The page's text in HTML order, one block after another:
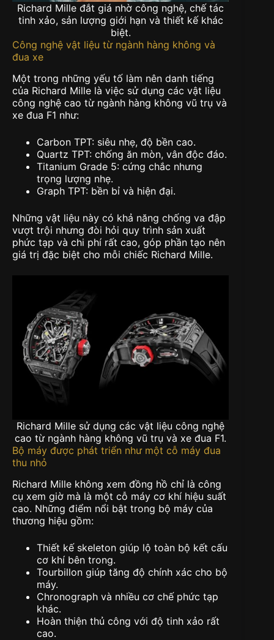
Richard Mille đắt giá nhờ công nghệ, chế tác
tinh xảo, sản lượng giới hạn và thiết kế khác
biệt.
Công nghệ vật liệu từ ngành hàng không và
đua xe
Một trong những yếu tố làm nên danh tiếng
của Richard Mille là việc sử dụng các vật liệu
công nghệ cao từ ngành hàng không vũ trụ và
xe đua F1 như:
Carbon TPT: siêu nhẹ, độ bền cao.
Quartz TPT: chống ăn mòn, vân độc đáo.
Titanium Grade 5: cứng chắc nhưng
trọng lượng nhẹ.
Graph TPT: bền bỉ và hiện đại.
Những vật liệu này có khả năng chống va đập
vượt trội nhưng đòi hỏi quy trình sản xuất
phức tạp và chi phí rất cao, góp phần tạo nên
giá trị đặc biệt cho mỗi chiếc Richard Mille.
Richard Mille sử dụng các vật liệu công nghệ
cao từ ngành hàng không vũ trụ và xe đua F1.
Bộ máy được phát triển như một cỗ máy đua
thu nhỏ
Richard Mille không xem đồng hồ chỉ là công
cụ xem giờ mà là một cỗ máy cơ khí hiệu suất
cao. Những điểm nổi bật trong bộ máy của
thương hiệu gồm:
Thiết kế skeleton giúp lộ toàn bộ kết cấu
cơ khí bên trong.
Tourbillon giúp tăng độ chính xác cho bộ
máy.
Chronograph và nhiều cơ chế phức tạp
khác.
Hoàn thiện thủ công với độ tinh xảo rất
cao.